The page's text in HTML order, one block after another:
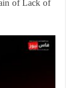
of Lack of